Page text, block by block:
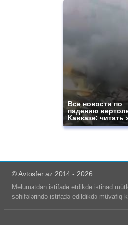
Все новости по
падению
Кавказе: читать
© Avtosfer.az 2014 - 2026
Məlumatdan istifadə etdikdə istinad
səhifələrində istifadə edildikdə müvafiq